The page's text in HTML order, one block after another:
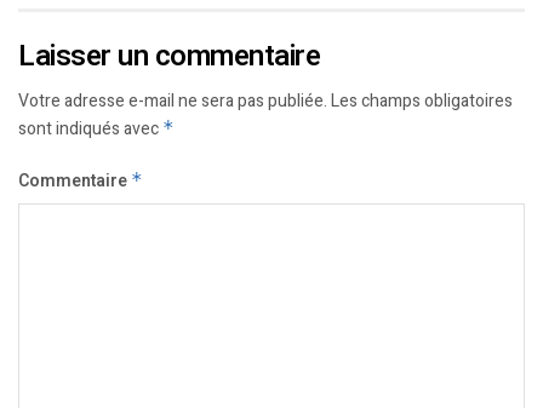
Laisser un commentaire
Votre adresse e-mail ne sera pas publiée.Les champs obligatoires
sont indiqués avec *
Commentaire *